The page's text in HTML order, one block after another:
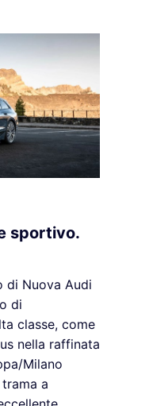
sportivo.
di Nuova Audi
di
classe, come
nella raffinata
Milano
a